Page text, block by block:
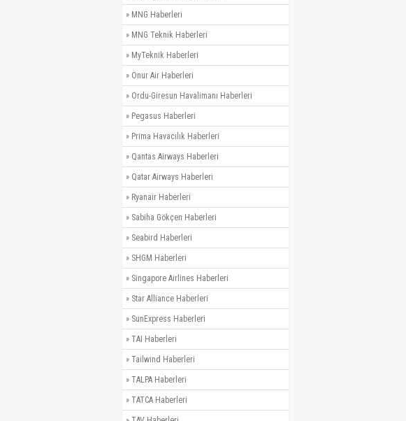
» MNG Haberleri
» MNG Teknik Haberleri
» MyTeknik Haberleri
» Onur Air Haberleri
» Ordu-Giresun Havalimanı Haberleri
» Pegasus Haberleri
» Prima Havacılık Haberleri
» Qantas Airways Haberleri
» Qatar Airways Haberleri
» Ryanair Haberleri
» Sabiha Gökçen Haberleri
» Seabird Haberleri
» SHGM Haberleri
» Singapore Airlines Haberleri
» Star Alliance Haberleri
» SunExpress Haberleri
» TAI Haberleri
» Tailwind Haberleri
» TALPA Haberleri
» TATCA Haberleri